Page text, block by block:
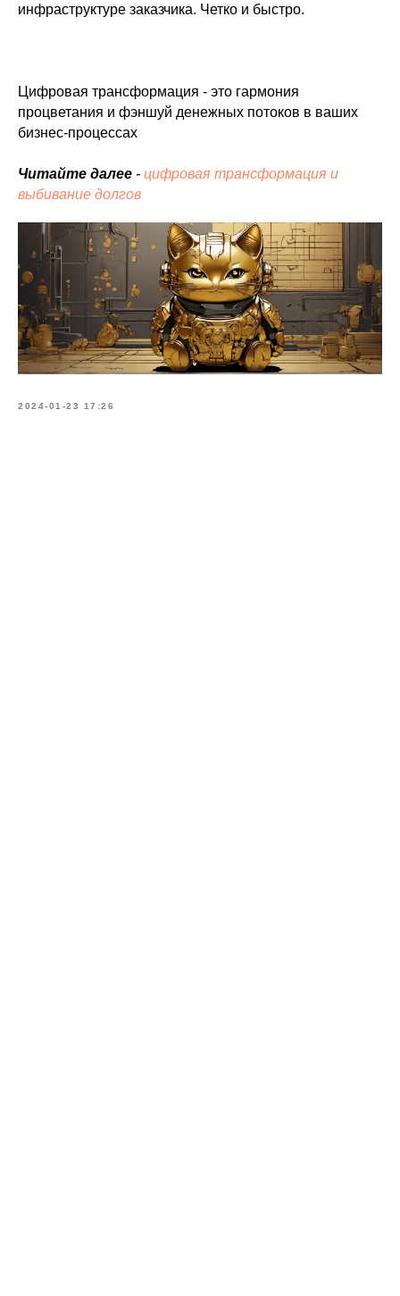
инфраструктуре заказчика. Четко и быстро.
Цифровая трансформация - это гармония
процветания и фэншуй денежных потоков в ваших
бизнес-процессах
Читайте далее - цифровая трансформация и
выбивание долгов
2024-01-23 17:26